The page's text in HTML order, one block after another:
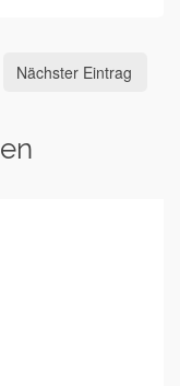
Nächster Eintrag